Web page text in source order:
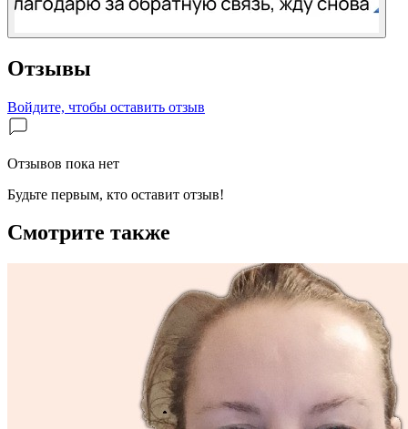
Отзывы
Войдите, чтобы оставить отзыв
Отзывов пока нет
Будьте первым, кто оставит отзыв!
Смотрите также